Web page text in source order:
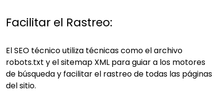
Facilitar el Rastreo:
El SEO técnico utiliza técnicas como el archivo
robots.txt y el sitemap XML para guiar a los motores
de búsqueda y facilitar el rastreo de todas las páginas
del sitio.